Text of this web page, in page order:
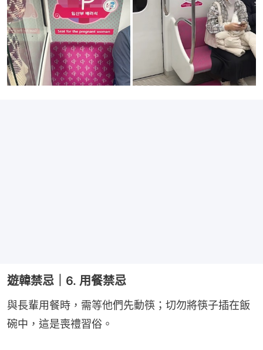
遊韓禁忌｜6. 用餐禁忌
與長輩用餐時，需等他們先動筷；切勿將筷子插在飯
碗中，這是喪禮習俗。